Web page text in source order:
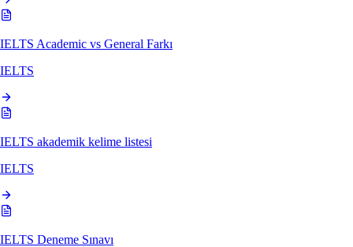
IELTS Academic vs General Farkı
IELTS
IELTS akademik kelime listesi
IELTS
IELTS Deneme Sınavı